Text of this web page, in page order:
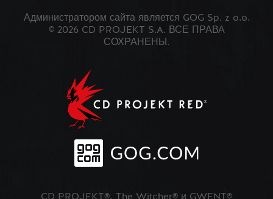
Администратором сайта является GOG Sp. z o.o.
© 2026 CD PROJEKT S.A. ВСЕ ПРАВА
СОХРАНЕНЫ.